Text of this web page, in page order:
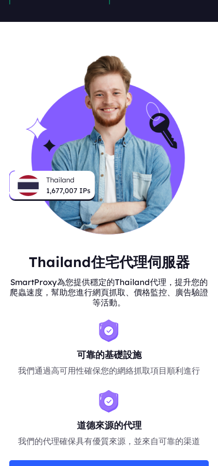
Thailand
1,678,675IPs
Thailand住宅代理伺服器
SmartProxy為您提供穩定的Thailand代理，提升您的
爬蟲速度，幫助您進行網頁抓取、價格監控、廣告驗證
等活動。
可靠的基礎設施
我們通過高可用性確保您的網絡抓取項目順利進行
道德來源的代理
我們的代理確保具有優質來源，並來自可靠的渠道